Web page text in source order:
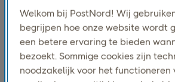
Welkom bij PostNord! Wij
begrijpen hoe onze website wordt
een betere ervaring te bieden
bezoekt. Sommige cookies zijn
noodzakelijk voor het functioneren